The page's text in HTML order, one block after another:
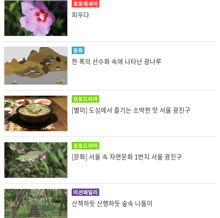
포토에세이
피우다
동화
한 폭의 산수화 속에 나타난 광나루
포토드라마
[별미] 도심에서 즐기는 소박한 맛 서울 광진구
포토드라마
[문화] 서울 속 자연문화 1번지 서울 광진구
미션패밀리
산책하듯 산행하듯 숲속 나들이